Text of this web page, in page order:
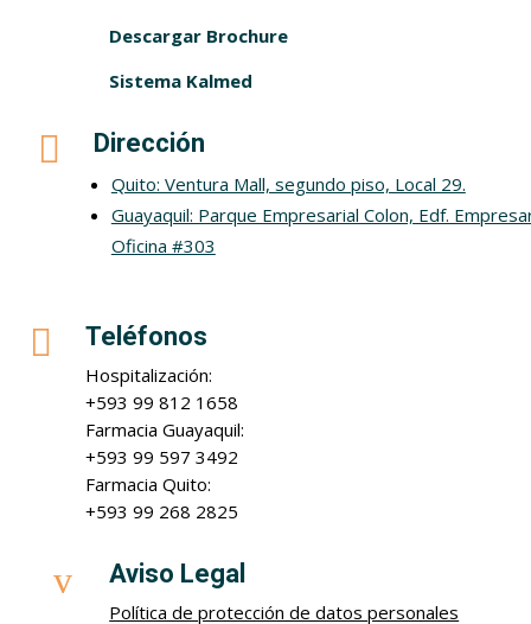
Descargar Brochure
Sistema Kalmed
 Dirección
Quito: Ventura Mall, segundo piso, Local 29.
Guayaquil: Parque Empresarial Colon, Edf.
Oficina #303
 Teléfonos
Hospitalización:
+593 99 812 1658
Farmacia Guayaquil:
+593 99 597 3492
Farmacia Quito:
+593 99 268 2825
v Aviso Legal
Política de protección de datos personales